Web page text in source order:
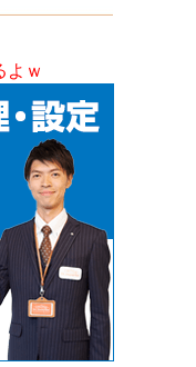
よｗ